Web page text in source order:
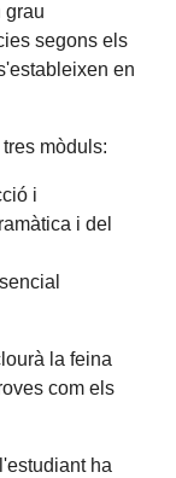
grau
segons els
en
mòduls:
i
i del
la feina
com els
ha